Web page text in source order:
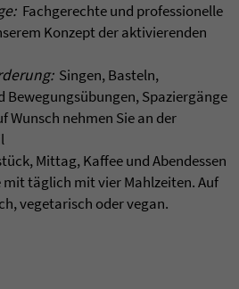
Fachgerechte und professionelle
Konzept der aktivierenden
Singen, Basteln,
Bewegungsübungen, Spaziergänge
Wunsch nehmen Sie an der
Mittag, Kaffee und Abendessen
mit täglich mit vier Mahlzeiten. Auf
vegetarisch oder vegan.